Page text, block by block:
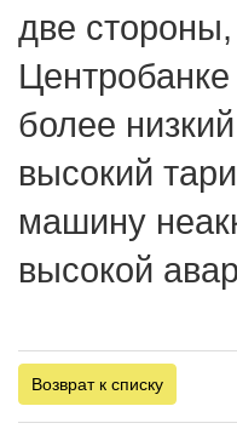
две
Центробанке
более
высокий
машину
высокой
Возврат к списку